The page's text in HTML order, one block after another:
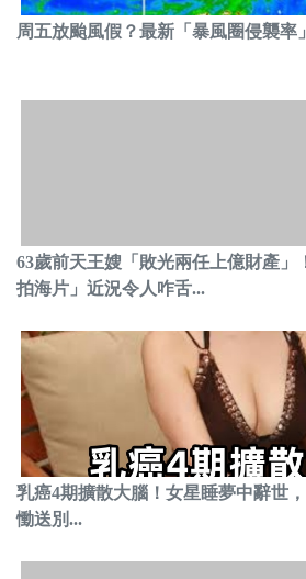
周五放颱風假？最新「暴風圈侵襲
63歲前天王嫂「敗光兩任上億財產」
拍海片」近況令人咋舌...
乳癌4期擴散大腦！女星睡夢中辭世
慟送別...